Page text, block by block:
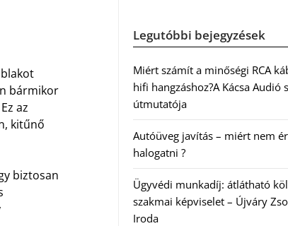
bármikor
az
kitűnő
biztosan
Legutóbbi bejegyzések
Miért számít a minőségi RCA
hifi hangzáshoz?A Kácsa Audió
útmutatója
Autóüveg javítás – miért nem
halogatni ?
Ügyvédi munkadíj: átlátható
szakmai képviselet – Újváry
Iroda